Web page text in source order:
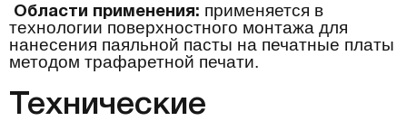
Области применения: применяется в
технологии поверхностного монтажа для
нанесения паяльной пасты на печатные платы
методом трафаретной печати.
Технические